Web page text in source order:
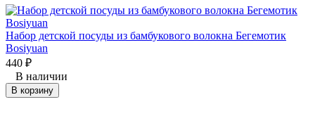
Набор детской посуды из бамбукового волокна Бегемотик
Bosiyuan
440 ₽
В наличии
В корзину